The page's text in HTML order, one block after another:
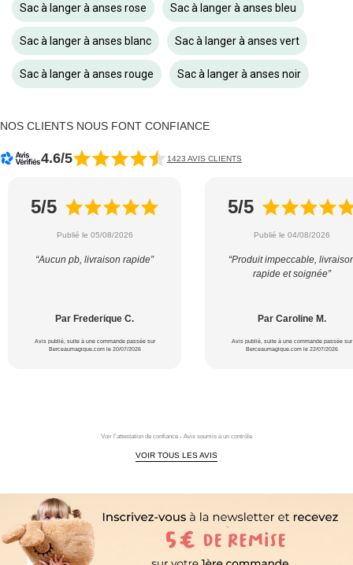
Sac à langer à anses rose Sac à langer à anses bleu
Sac à langer à anses blanc Sac à langer à anses vert
Sac à langer à anses rouge Sac à langer à anses noir
NOS CLIENTS NOUS FONT CONFIANCE
4.6/5 1423 AVIS CLIENTS
5/5
Publié le 05/08/2026
“Aucun pb, livraison rapide”
Par Frederique C.
Avis publié, suite à une commande passée sur
Berceaumagique.com le 20/07/2026
5/5
Publié le 04/08/2026
“Produit impeccable,
rapide et soignée”
Par Caroline M.
Avis publié, suite à une commande passée sur
Berceaumagique.com le 22/07/2026
Voir l'attestation de confiance - Avis soumis à un contrôle
VOIR TOUS LES AVIS